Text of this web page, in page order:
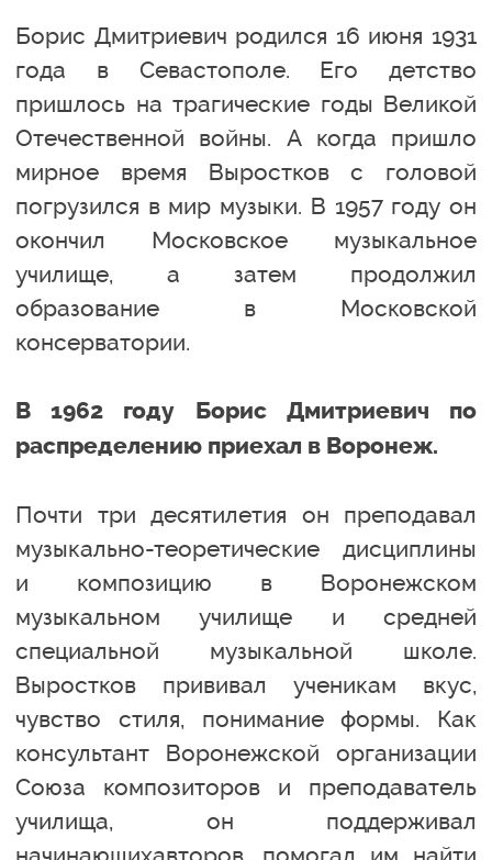
Борис Дмитриевич родился 16 июня 1931
года в Севастополе. Его детство
пришлось на трагические годы Великой
Отечественной войны. А когда пришло
мирное время Выростков с головой
погрузился в мир музыки. В 1957 году он
окончил Московское музыкальное
училище, а затем продолжил
образование в Московской
консерватории.
В 1962 году Борис Дмитриевич по
распределению приехал в Воронеж.
Почти три десятилетия он преподавал
музыкально-теоретические дисциплины
и композицию в Воронежском
музыкальном училище и средней
специальной музыкальной школе.
Выростков прививал ученикам вкус,
чувство стиля, понимание формы. Как
консультант Воронежской организации
Союза композиторов и преподаватель
училища, он поддерживал